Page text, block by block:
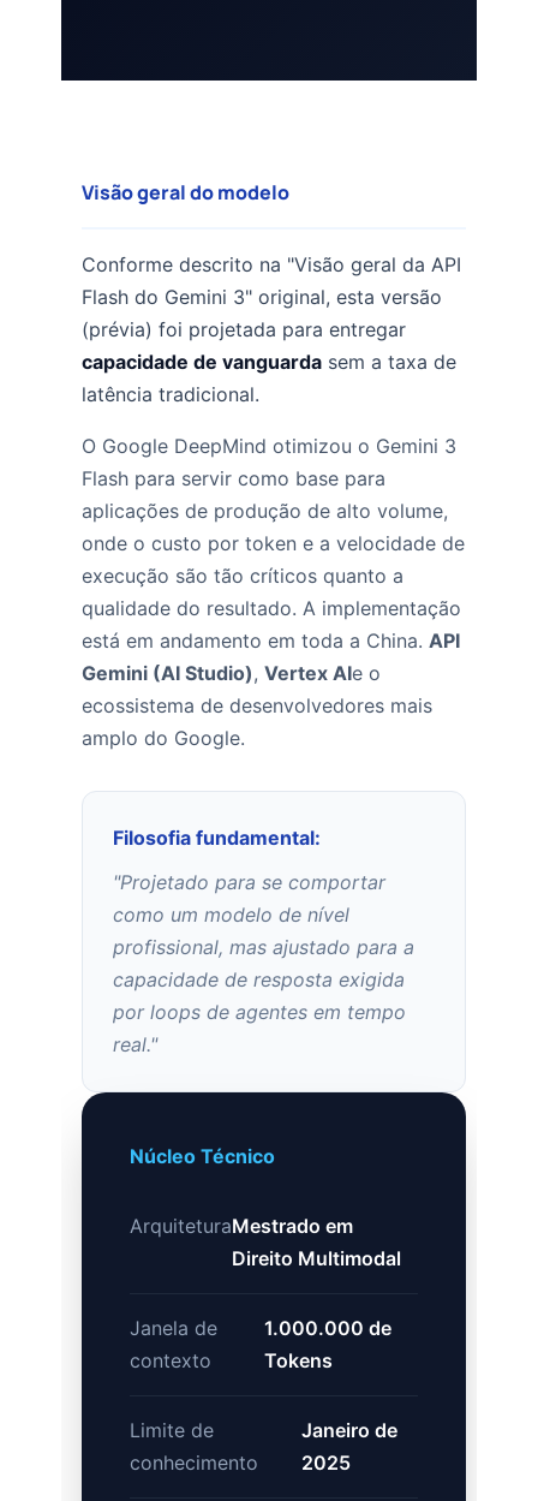
Visão geral do modelo
Conforme descrito na "Visão geral da API
Flash do Gemini 3" original, esta versão
(prévia) foi projetada para entregar
capacidade de vanguarda sem a taxa de
latência tradicional.
O Google DeepMind otimizou o Gemini 3
Flash para servir como base para
aplicações de produção de alto volume,
onde o custo por token e a velocidade de
execução são tão críticos quanto a
qualidade do resultado. A implementação
está em andamento em toda a China.API
Gemini (AI Studio),Vertex AIe o
ecossistema de desenvolvedores mais
amplo do Google.
Filosofia fundamental:
"Projetado para se comportar
como um modelo de nível
profissional, mas ajustado para a
capacidade de resposta exigida
por loops de agentes em tempo
real."
Núcleo Técnico
ArquiteturaMestrado em
Direito Multimodal
Janela de
contexto
1.000.000 de
Tokens
Limite de
conhecimento
Janeiro de
2025